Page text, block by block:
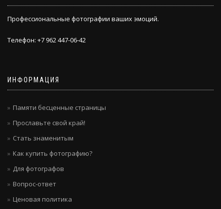
Профессиональные фотографии ваших эмоций.
Телефон: +7 962 447-06-42
ИНФОРМАЦИЯ
Памяти бесценные страницы
Прославьте свой край!
Стать знаменитым
Как купить фотографию?
Для фотографов
Вопрос-ответ
Ценовая политика